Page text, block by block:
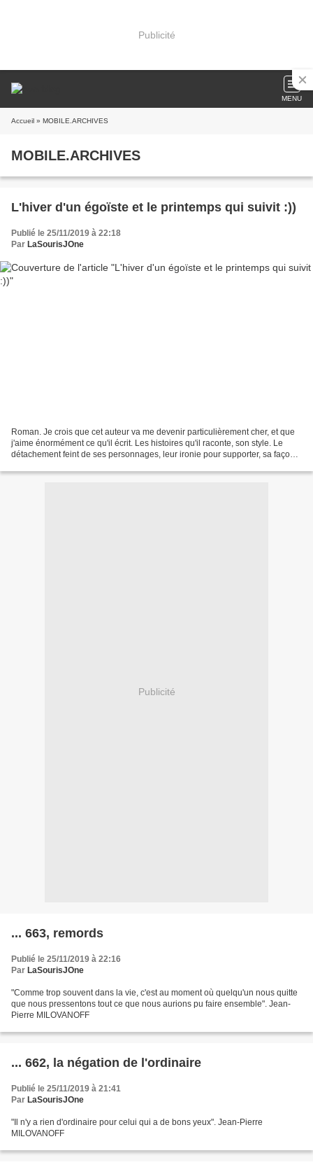
Publicité
MENU
Accueil » MOBILE.ARCHIVES
MOBILE.ARCHIVES
L'hiver d'un égoïste et le printemps qui suivit :))
Publié le 25/11/2019 à 22:18
Par LaSourisJOne
Roman. Je crois que cet auteur va me devenir particulièrement cher, et que
j'aime énormément ce qu'il écrit. Les histoires qu'il raconte, son style. Le
détachement feint de ses personnages, leur ironie pour supporter, sa façon
Publicité
... 663, remords
Publié le 25/11/2019 à 22:16
Par LaSourisJOne
"Comme trop souvent dans la vie, c'est au moment où quelqu'un nous quitte
que nous pressentons tout ce que nous aurions pu faire ensemble". Jean-
Pierre MILOVANOFF
... 662, la négation de l'ordinaire
Publié le 25/11/2019 à 21:41
Par LaSourisJOne
"Il n'y a rien d'ordinaire pour celui qui a de bons yeux". Jean-Pierre
MILOVANOFF